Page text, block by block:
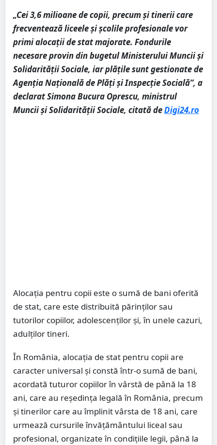
„Cei 3,6 milioane de copii, precum și tinerii care
frecventează liceele și școlile profesionale vor
primi alocații de stat majorate. Fondurile
necesare provin din bugetul Ministerului Muncii și
Solidarității Sociale, iar plățile sunt gestionate de
Agenția Națională de Plăți și Inspecție Socială”, a
declarat Simona Bucura Oprescu, ministrul
Muncii și Solidarității Sociale, citată deDigi24.ro
Alocația pentru copii este o sumă de bani oferită
de stat, care este distribuită părinților sau
tutorilor copiilor, adolescenților și, în unele cazuri,
adulților tineri.
În România, alocația de stat pentru copii are
caracter universal și constă într-o sumă de bani,
acordată tuturor copiilor în vârstă de până la 18
ani, care au reședința legală în România, precum
și tinerilor care au împlinit vârsta de 18 ani, care
urmează cursurile învățământului liceal sau
profesional, organizate în condițiile legii, până la